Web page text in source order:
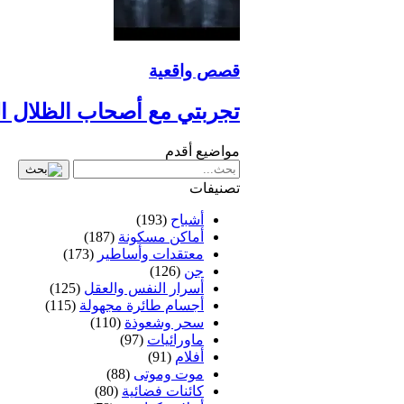
قصص واقعية
تجربتي مع أصحاب الظلال
مواضيع أقدم
تصنيفات
أشباح (193)
أماكن مسكونة (187)
معتقدات وأساطير (173)
جن (126)
أسرار النفس والعقل (125)
أجسام طائرة مجهولة (115)
سحر وشعوذة (110)
ماورائيات (97)
أفلام (91)
موت وموتى (88)
كائنات فضائية (80)